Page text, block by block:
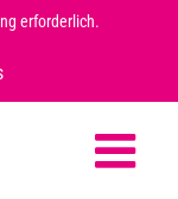
erforderlich.